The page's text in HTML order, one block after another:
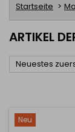
Startseite
ARTIKEL
Neuestes
Neu